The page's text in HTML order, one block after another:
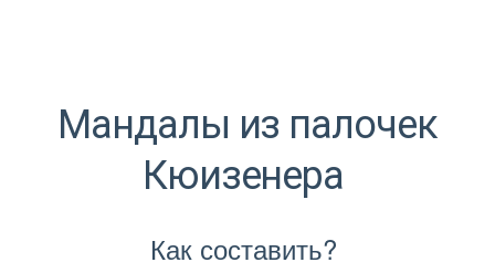
Мандалы из палочек
Кюизенера
Как составить?